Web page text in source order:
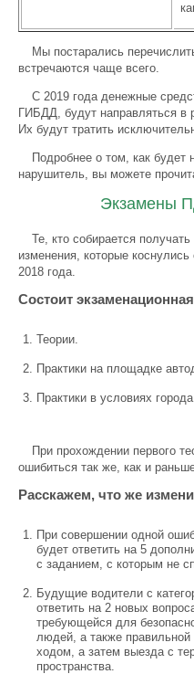
Мы постарались
встречаются чаще всего.
С 2019 года денежные
ГИБДД, будут направляться
Их будут тратить
Подробнее о том, как будет
нарушитель, вы можете
Экзамены
Те, кто собирается
изменения, которые
2018 года.
Состоит
Теории.
Практики на площадке
Практики в условиях
При прохождении первого
ошибиться так же, как и
Расскажем, что же
При совершении одной
будет ответить на 5
с заданием, с которым не
Будущие водители с
ответить на 2 новых
требующейся для
людей, а также
ходом, а затем выезда с
пространства.